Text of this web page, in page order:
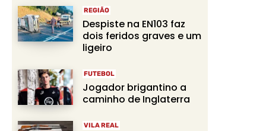
REGIÃO
Despiste na EN103 faz
dois feridos graves e um
ligeiro
FUTEBOL
Jogador brigantino a
caminho de Inglaterra
VILA REAL